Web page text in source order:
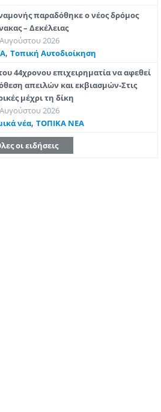
παραδόθηκε ο νέος δρόμος
– Δεκέλειας
2026
, Τοπική Αυτοδιοίκηση
44χρονου επιχειρηματία να αφεθεί
απειλών και εκβιασμών-Στις
μέχρι τη δίκη
2026
νέα, ΤΟΠΙΚΑ ΝΕΑ
οι ειδήσεις